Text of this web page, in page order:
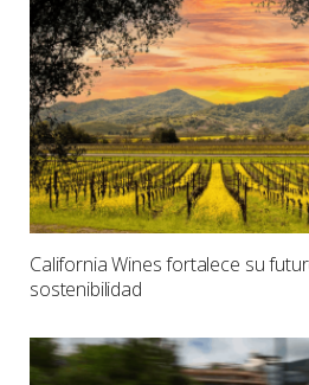
California Wines fortalece su
sostenibilidad